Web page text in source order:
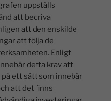
uppställs
att bedriva
att den enskilde
att följa de
Enligt
detta krav att
ett sätt som innebär
att det finns